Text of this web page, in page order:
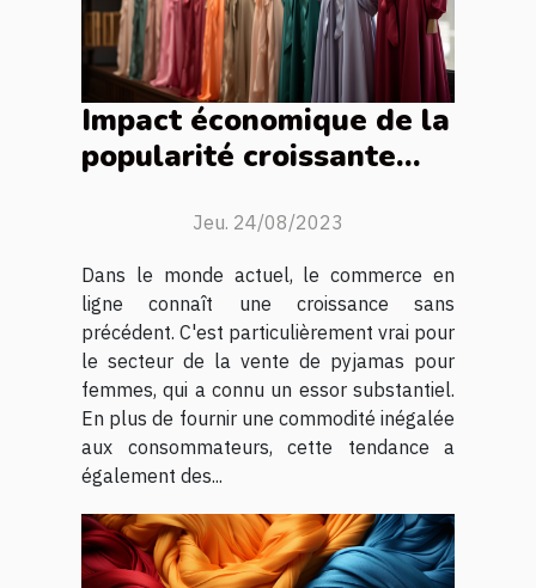
Impact économique de la
popularité croissante
femme en ligne
Jeu. 24/08/2023
Dans le monde actuel, le commerce en
ligne connaît une croissance sans
précédent. C'est particulièrement vrai pour
le secteur de la vente de pyjamas pour
femmes, qui a connu un essor substantiel.
En plus de fournir une commodité inégalée
aux consommateurs, cette tendance a
également des...